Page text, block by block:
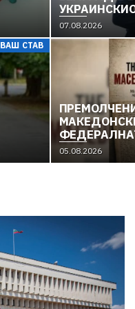
07.08.2026
ВАШ СТАВ
05.08.2026